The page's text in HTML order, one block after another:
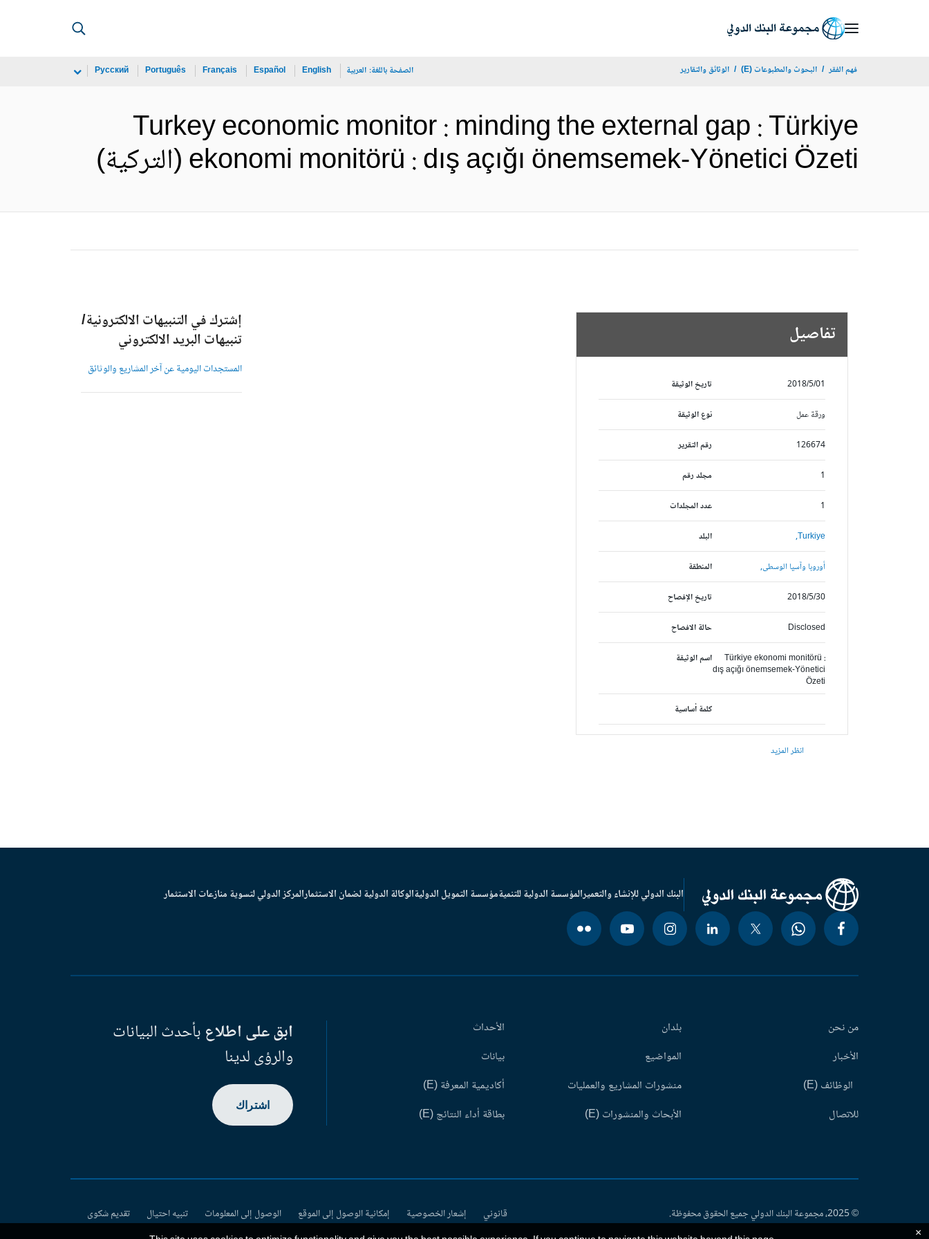
فهم الفقر البحوث والمطبوعات (E) الوثائق والتقارير الصفحة باللغة: العربية English
Español
Français
Português
Русский
Turkey economic monitor : minding the external gap : Türkiye
ekonomi monitörü : dış açığı önemsemek-Yönetici Özeti (التركية)
تفاصيل
تاريخ الوثيقة 2018/5/01
نوع الوثيقة ورقة عمل
رقم التقرير 126674
مجلد رقم 1
عدد المجلدات 1
البلد Turkiye,
المنطقة أوروبا وآسيا الوسطى,
تاريخ الإفصاح 2018/5/30
حالة الافصاح Disclosed
اسم الوثيقة
Türkiye ekonomi monitörü :
dış açığı önemsemek-Yönetici
Özeti
كلمة أساسية
انظر المزيد
إشترك في التنبيهات الالكترونية/
تنبيهات البريد الالكتروني
المستجدات اليومية عن آخر المشاريع والوثائق
البنك الدولي للإنشاء والتعميرالمؤسسة الدولية للتنميةمؤسسة التمويل الدوليةالوكالة الدولية لضمان الاستثمارالمركز الدولي لتسوية منازعات الاستثمار
من نحن
الأخبار
الوظائف (E)
للاتصال
بلدان
المواضيع
منشورات المشاريع والعمليات
الأبحاث والمنشورات (E)
الأحداث
بيانات
أكاديمية المعرفة (E)
بطاقة أداء النتائج (E)
ابق على اطلاعبأحدث البيانات
والرؤى لدينا
اشتراك
© 2025، مجموعة البنك الدولي جميع الحقوق محفوظة. قانوني إشعار الخصوصية إمكانية الوصول إلى الموقع الوصول إلى المعلومات تنبيه احتيال
تقديم شكوى
×